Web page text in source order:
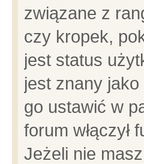
związane z
czy kropek,
jest status
jest znany
go ustawić w
forum
Jeżeli nie